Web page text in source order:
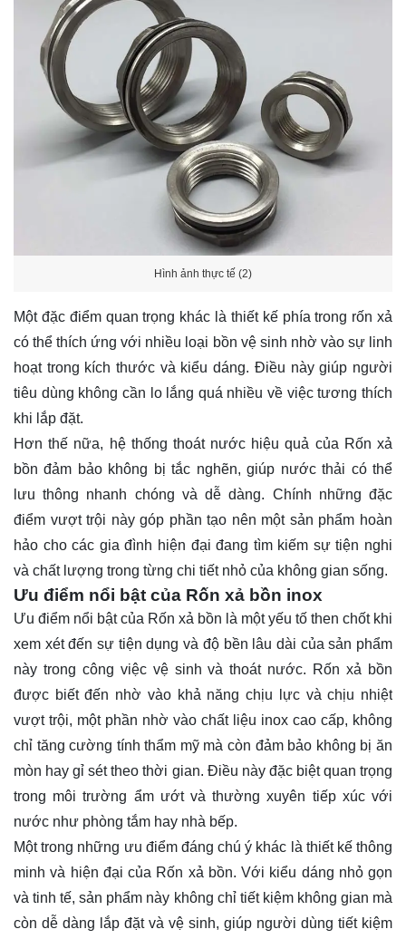
Hình ảnh thực tế (2)
Một đặc điểm quan trọng khác là thiết kế phía trong rốn xả
có thể thích ứng với nhiều loại bồn vệ sinh nhờ vào sự linh
hoạt trong kích thước và kiểu dáng. Điều này giúp người
tiêu dùng không cần lo lắng quá nhiều về việc tương thích
khi lắp đặt.
Hơn thế nữa, hệ thống thoát nước hiệu quả của Rốn xả
bồn đảm bảo không bị tắc nghẽn, giúp nước thải có thể
lưu thông nhanh chóng và dễ dàng. Chính những đặc
điểm vượt trội này góp phần tạo nên một sản phẩm hoàn
hảo cho các gia đình hiện đại đang tìm kiếm sự tiện nghi
và chất lượng trong từng chi tiết nhỏ của không gian sống.
Ưu điểm nổi bật của Rốn xả bồn inox
Ưu điểm nổi bật của Rốn xả bồn là một yếu tố then chốt khi
xem xét đến sự tiện dụng và độ bền lâu dài của sản phẩm
này trong công việc vệ sinh và thoát nước. Rốn xả bồn
được biết đến nhờ vào khả năng chịu lực và chịu nhiệt
vượt trội, một phần nhờ vào chất liệu inox cao cấp, không
chỉ tăng cường tính thẩm mỹ mà còn đảm bảo không bị ăn
mòn hay gỉ sét theo thời gian. Điều này đặc biệt quan trọng
trong môi trường ẩm ướt và thường xuyên tiếp xúc với
nước như phòng tắm hay nhà bếp.
Một trong những ưu điểm đáng chú ý khác là thiết kế thông
minh và hiện đại của Rốn xả bồn. Với kiểu dáng nhỏ gọn
và tinh tế, sản phẩm này không chỉ tiết kiệm không gian mà
còn dễ dàng lắp đặt và vệ sinh, giúp người dùng tiết kiệm